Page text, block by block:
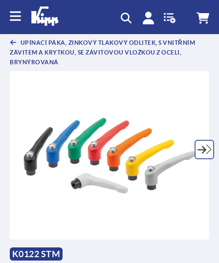
UPÍNACÍ PÁKA, ZINKOVÝ TLAKOVÝ ODLITEK, S VNITŘNÍM
ZÁVITEM A KRYTKOU, SE ZÁVITOVOU VLOŽKOU Z OCELI,
BRYNÝROVANÁ
K0122 STM